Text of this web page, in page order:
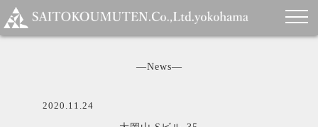
―News―
2020.11.24